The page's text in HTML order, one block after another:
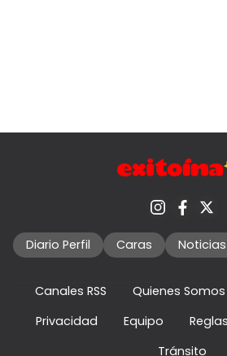
Diario Perfil Caras Noticias
Canales RSS Quienes Somos
Privacidad
Equipo
Tránsito